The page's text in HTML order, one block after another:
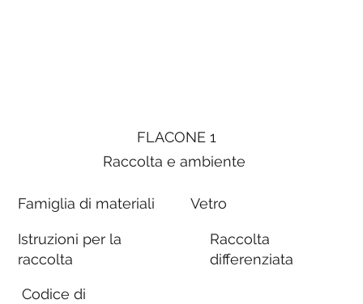
FLACONE 1
Raccolta e ambiente
Famiglia di materiali
Istruzioni per la
raccolta
Codice di
Vetro
Raccolta
differenziata